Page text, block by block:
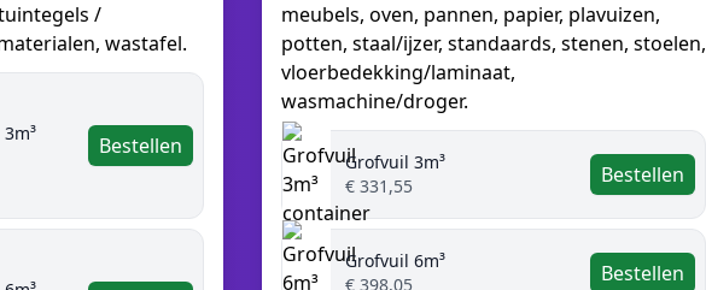
/
wastafel.
Bestellen
meubels, oven, pannen, papier, plavuizen,
potten, staal/ijzer, standaards, stenen, stoelen,
vloerbedekking/laminaat,
wasmachine/droger.
Grofvuil 3m³
€ 331,55
Bestellen
Grofvuil 6m³
€ 398,05
Bestellen